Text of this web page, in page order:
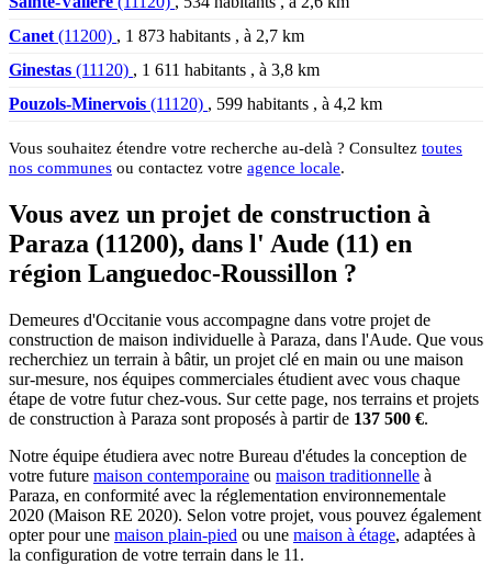
Canet (11200) , 1 873 habitants , à 2,7 km
Ginestas (11120) , 1 611 habitants , à 3,8 km
Pouzols-Minervois (11120) , 599 habitants , à 4,2 km
Vous souhaitez étendre votre recherche au-delà ? Consultez toutes
nos communes ou contactez votre agence locale.
Vous avez un projet de construction à
Paraza (11200), dans l' Aude (11) en
région Languedoc-Roussillon ?
Demeures d'Occitanie vous accompagne dans votre projet de
construction de maison individuelle à Paraza, dans l'Aude. Que vous
recherchiez un terrain à bâtir, un projet clé en main ou une maison
sur-mesure, nos équipes commerciales étudient avec vous chaque
étape de votre futur chez-vous. Sur cette page, nos terrains et projets
de construction à Paraza sont proposés à partir de 137 500 €.
Notre équipe étudiera avec notre Bureau d'études la conception de
votre future maison contemporaine ou maison traditionnelle à
Paraza, en conformité avec la réglementation environnementale
2020 (Maison RE 2020). Selon votre projet, vous pouvez également
opter pour une maison plain-pied ou une maison à étage, adaptées à
la configuration de votre terrain dans le 11.